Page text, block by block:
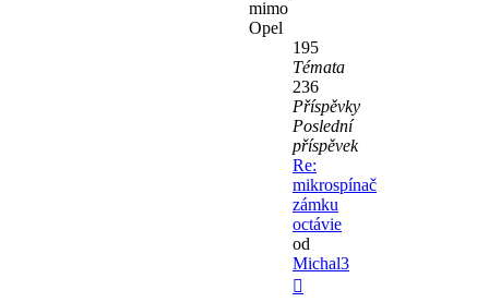
mimo
Opel
195
Témata
236
Příspěvky
Poslední
příspěvek
Re:
mikrospínač
zámku
octávie
od
Michal3